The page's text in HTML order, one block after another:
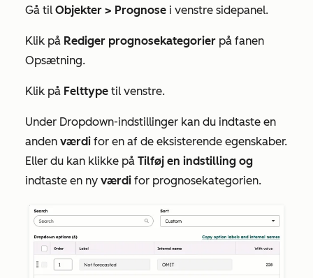
Gå til Objekter > Prognose i venstre sidepanel.
Klik på Rediger prognosekategorier på fanen
Opsætning.
Klik på Felttype til venstre.
Under Dropdown-indstillinger kan du indtaste en
anden værdi for en af de eksisterende egenskaber.
Eller du kan klikke på Tilføj en indstilling og
indtaste en ny værdi for prognosekategorien.